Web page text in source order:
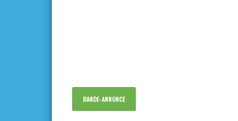
BANDE-ANNONCE